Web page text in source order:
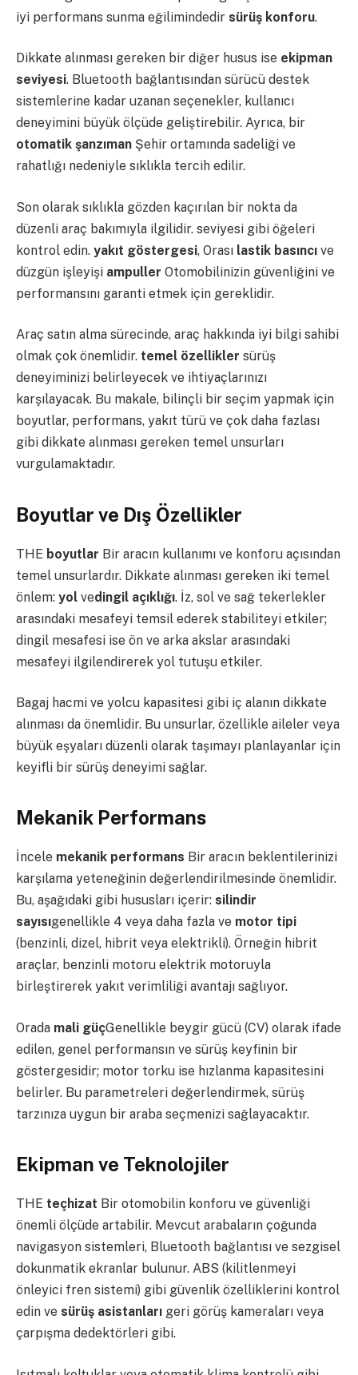
iyi performans sunma eğilimindedir sürüş konforu.
Dikkate alınması gereken bir diğer husus ise ekipman
seviyesi. Bluetooth bağlantısından sürücü destek
sistemlerine kadar uzanan seçenekler, kullanıcı
deneyimini büyük ölçüde geliştirebilir. Ayrıca, bir
otomatik şanzıman Şehir ortamında sadeliği ve
rahatlığı nedeniyle sıklıkla tercih edilir.
Son olarak sıklıkla gözden kaçırılan bir nokta da
düzenli araç bakımıyla ilgilidir. seviyesi gibi öğeleri
kontrol edin. yakıt göstergesi, Orası lastik basıncı ve
düzgün işleyişi ampuller Otomobilinizin güvenliğini ve
performansını garanti etmek için gereklidir.
Araç satın alma sürecinde, araç hakkında iyi bilgi sahibi
olmak çok önemlidir. temel özellikler sürüş
deneyiminizi belirleyecek ve ihtiyaçlarınızı
karşılayacak. Bu makale, bilinçli bir seçim yapmak için
boyutlar, performans, yakıt türü ve çok daha fazlası
gibi dikkate alınması gereken temel unsurları
vurgulamaktadır.
Boyutlar ve Dış Özellikler
THE boyutlar Bir aracın kullanımı ve konforu açısından
temel unsurlardır. Dikkate alınması gereken iki temel
önlem: yol vedingil açıklığı. İz, sol ve sağ tekerlekler
arasındaki mesafeyi temsil ederek stabiliteyi etkiler;
dingil mesafesi ise ön ve arka akslar arasındaki
mesafeyi ilgilendirerek yol tutuşu etkiler.
Bagaj hacmi ve yolcu kapasitesi gibi iç alanın dikkate
alınması da önemlidir. Bu unsurlar, özellikle aileler veya
büyük eşyaları düzenli olarak taşımayı planlayanlar için
keyifli bir sürüş deneyimi sağlar.
Mekanik Performans
İncele mekanik performans Bir aracın beklentilerinizi
karşılama yeteneğinin değerlendirilmesinde önemlidir.
Bu, aşağıdaki gibi hususları içerir: silindir
sayısıgenellikle 4 veya daha fazla ve motor tipi
(benzinli, dizel, hibrit veya elektrikli). Örneğin hibrit
araçlar, benzinli motoru elektrik motoruyla
birleştirerek yakıt verimliliği avantajı sağlıyor.
Orada mali güçGenellikle beygir gücü (CV) olarak ifade
edilen, genel performansın ve sürüş keyfinin bir
göstergesidir; motor torku ise hızlanma kapasitesini
belirler. Bu parametreleri değerlendirmek, sürüş
tarzınıza uygun bir araba seçmenizi sağlayacaktır.
Ekipman ve Teknolojiler
THE teçhizat Bir otomobilin konforu ve güvenliği
önemli ölçüde artabilir. Mevcut arabaların çoğunda
navigasyon sistemleri, Bluetooth bağlantısı ve sezgisel
dokunmatik ekranlar bulunur. ABS (kilitlenmeyi
önleyici fren sistemi) gibi güvenlik özelliklerini kontrol
edin ve sürüş asistanları geri görüş kameraları veya
çarpışma dedektörleri gibi.